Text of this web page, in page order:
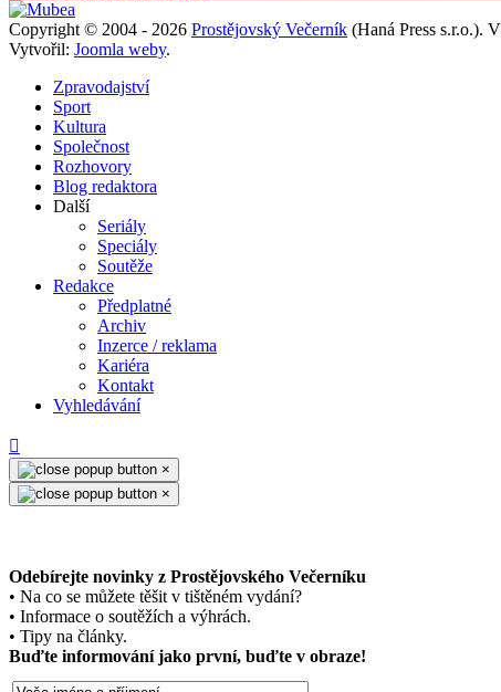
Copyright © 2004 - 2026 Prostějovský Večerník (Haná Press s.r.o.).
Vytvořil: Joomla weby.
Zpravodajství
Sport
Kultura
Společnost
Rozhovory
Blog redaktora
Další
Seriály
Speciály
Soutěže
Redakce
Předplatné
Archiv
Inzerce / reklama
Kariéra
Kontakt
Vyhledávání
×
×
Odebírejte novinky z Prostějovského Večerníku
• Na co se můžete těšit v tištěném vydání?
• Informace o soutěžích a výhrách.
• Tipy na články.
Buďte informování jako první, buďte v obraze!